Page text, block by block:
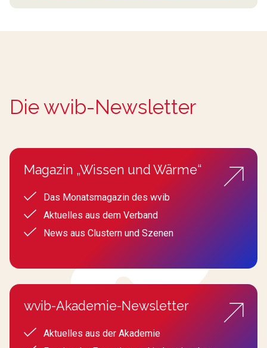
Die wvib-Newsletter
Magazin „Wissen und Wärme“
Das Monatsmagazin des wvib
Aktuelles aus dem Verband
News aus Clustern und Szenen
wvib-Akademie-Newsletter
Aktuelles aus der Akademie